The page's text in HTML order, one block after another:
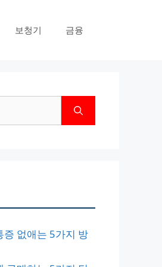
보청기 금융
증 없애는 5가지 방